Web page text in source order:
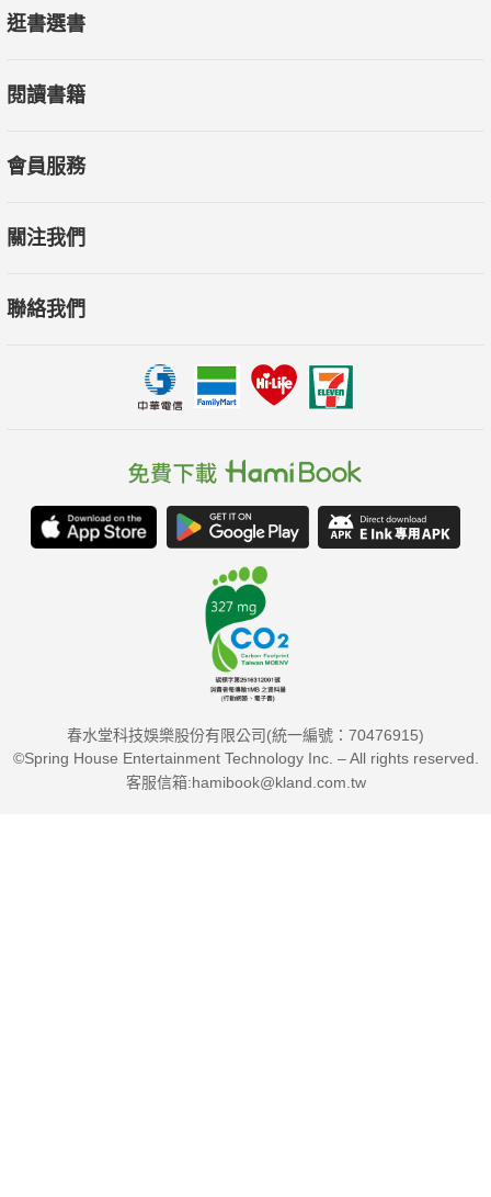
逛書選書
閱讀書籍
會員服務
關注我們
聯絡我們
春水堂科技娛樂股份有限公司(統一編號：70476915)
©Spring House Entertainment Technology Inc. – All rights reserved.
客服信箱:hamibook@kland.com.tw